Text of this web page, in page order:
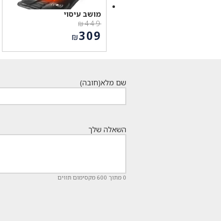
מושב עיסוי
₪449
המחיר
המקורי
היה:
₪309
שם מלא(חובה)
השאלה שלך
0 מתוך 600 מקסימום תווים